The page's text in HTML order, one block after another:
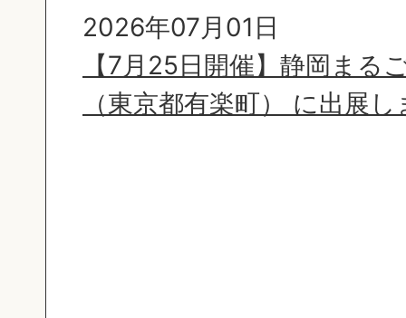
2026年07月01日
【7月25日開催】静岡まる
（東京都有楽町） に出展し